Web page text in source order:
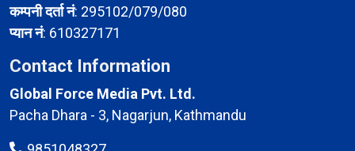
कम्पनी दर्ता नं: 295102/079/080
प्यान नं: 610327171
Contact Information
Global Force Media Pvt. Ltd.
Pacha Dhara - 3, Nagarjun, Kathmandu